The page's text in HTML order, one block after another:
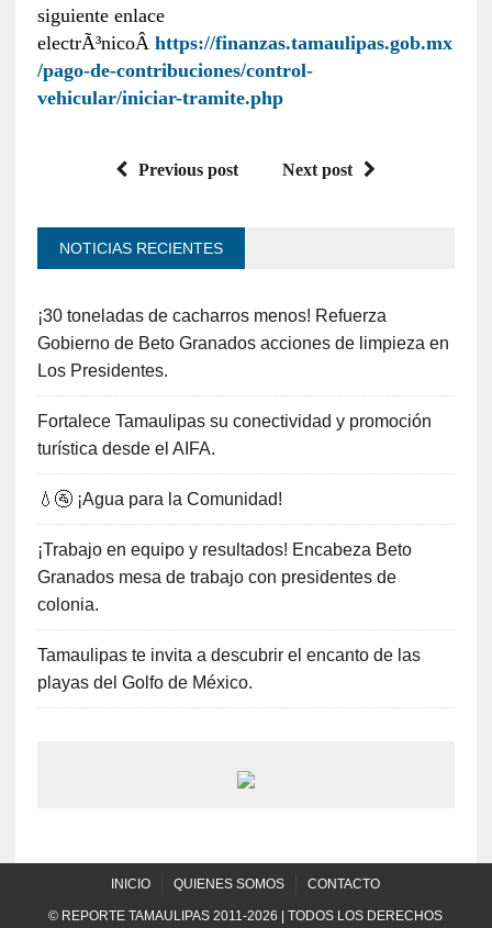
siguiente enlace
electrÃ³nicoÂ https://finanzas.tamaulipas.gob.mx
/pago-de-contribuciones/control-
vehicular/iniciar-tramite.php
Previous post Next post
NOTICIAS RECIENTES
¡30 toneladas de cacharros menos! Refuerza
Gobierno de Beto Granados acciones de limpieza en
Los Presidentes.
Fortalece Tamaulipas su conectividad y promoción
turística desde el AIFA.
💧🚰 ¡Agua para la Comunidad!
¡Trabajo en equipo y resultados! Encabeza Beto
Granados mesa de trabajo con presidentes de
colonia.
Tamaulipas te invita a descubrir el encanto de las
playas del Golfo de México.
INICIO QUIENES SOMOS CONTACTO
© REPORTE TAMAULIPAS 2011-2026 | TODOS LOS DERECHOS